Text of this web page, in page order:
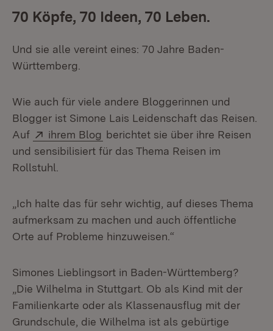
70 Köpfe, 70 Ideen, 70 Leben.
Und sie alle vereint eines: 70 Jahre Baden-
Württemberg.
Wie auch für viele andere Bloggerinnen und
Blogger ist Simone Lais Leidenschaft das Reisen.
Auf
Extern:
ihrem Blog (Öffnet in neuem Fenster)
berichtet sie über ihre Reisen
und sensibilisiert für das Thema Reisen im
Rollstuhl.
„Ich halte das für sehr wichtig, auf dieses Thema
aufmerksam zu machen und auch öffentliche
Orte auf Probleme hinzuweisen.“
Simones Lieblingsort in Baden-Württemberg?
„Die Wilhelma in Stuttgart. Ob als Kind mit der
Familienkarte oder als Klassenausflug mit der
Grundschule, die Wilhelma ist als gebürtige